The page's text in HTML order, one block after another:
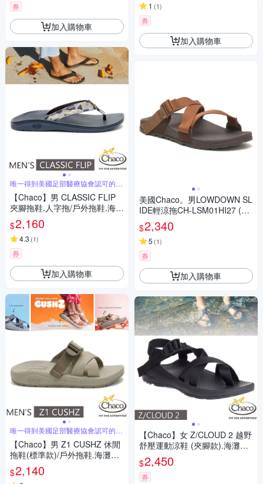
券
加入購物車
唯一得到美國足部醫療協會認可的專
業戶外鞋
【Chaco】男 CLASSIC FLIP
夾腳拖鞋.人字拖/戶外拖鞋.海灘
鞋_CH-CFM01-HL51 輕舟檸檬
$2,160
4.3 (1)
券
加入購物車
唯一得到美國足部醫療協會認可的運
動涼鞋
【Chaco】男 Z1 CUSHZ 休閒
拖鞋(標準款)/戶外拖鞋.海灘鞋_
CH-USM01-HL78 滄海泥潤
$2,140
1 (1)
券
加入購物車
美國Chaco。男LOWDOWN SL
IDE輕涼拖CH-LSM01HI27 (長
袍僧人)
$2,340
5 (1)
券
加入購物車
【Chaco】女 Z/CLOUD 2 越野
舒壓運動涼鞋 (夾腳款).海灘鞋_
CH-ZLW02-H406 黑(寬版)
$2,450
券